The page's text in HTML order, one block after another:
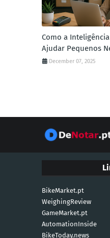
Como a
Ajudar Pequenos
December 07, 2025
BikeMarket.pt
WeighingReview
GameMarket.pt
AutomationInside
BikeToday.news